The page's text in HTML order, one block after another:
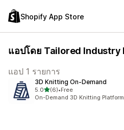
Shopify App Store
แอปโดย Tailored Industry
แอป 1 รายการ
3D Knitting On‑Demand
5.0เต็ม 5 ดาว
(6)
ทั้งหมด 6 รีวิว
•Free
On-Demand 3D Knitting Platform